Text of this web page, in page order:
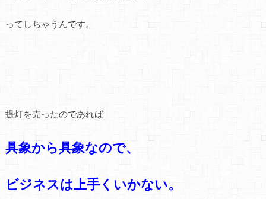
ってしちゃうんです。
提灯を売ったのであれば
具象から具象なので、
ビジネスは上手くいかない。